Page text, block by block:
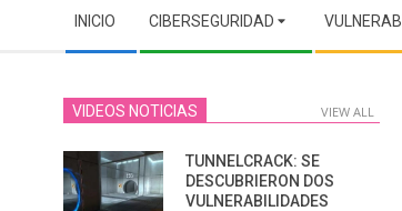
Navigation
Menu
INICIO CIBERSEGURIDAD
VIDEOS NOTICIAS VIEW ALL
TUNNELCRACK: SE
DESCUBRIERON DOS
VULNERABILIDADES